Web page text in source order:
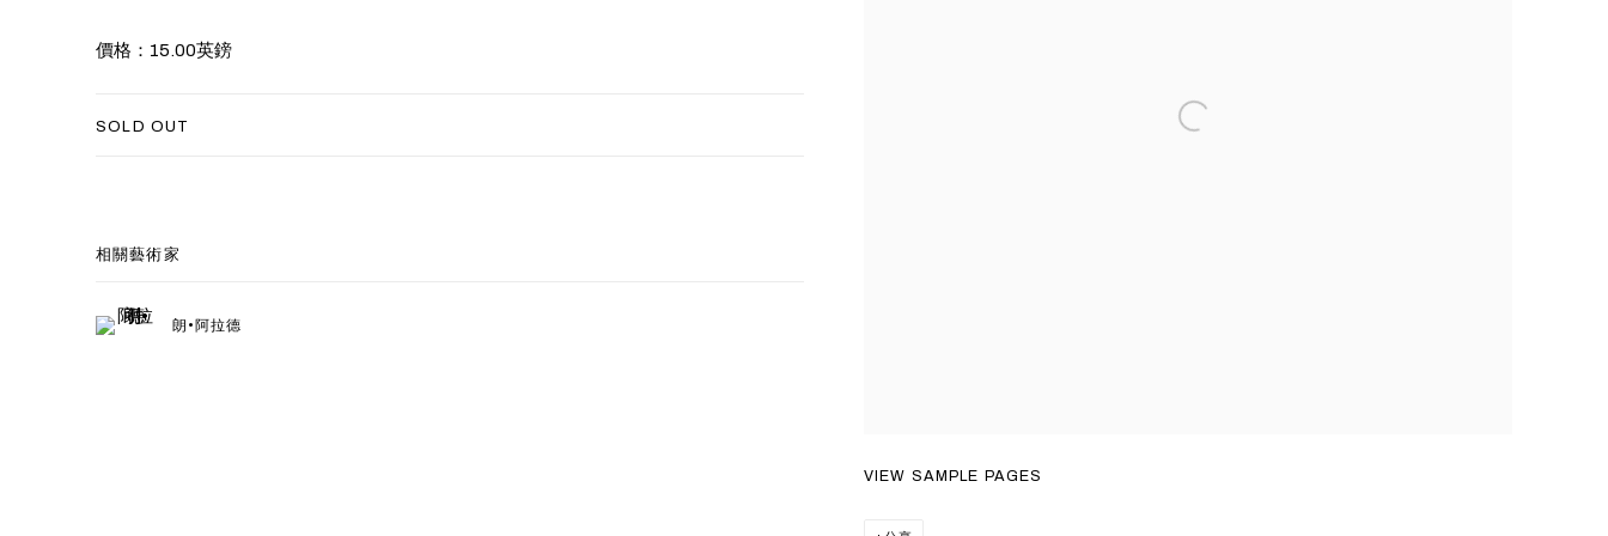
VIEW SAMPLE PAGES
價格：15.00英鎊
SOLD OUT
相關藝術家
朗•阿拉德